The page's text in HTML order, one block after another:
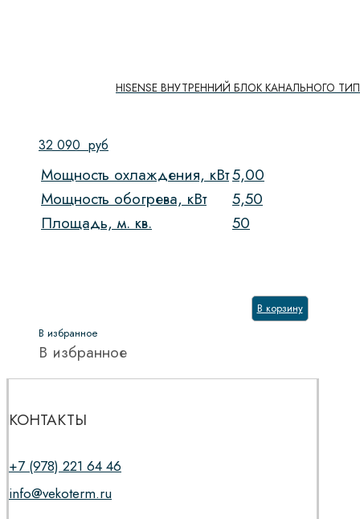
HISENSE ВНУТРЕННИЙ БЛОК КАНАЛЬНОГО ТИПА
32 090 руб
Мощность охлаждения, кВт5,00
Мощность обогрева, кВт
5,50
Площадь, м. кв.
50
В корзину
В избранное
В избранное
КОНТАКТЫ
+7 (978) 221 64 46
info@vekoterm.ru